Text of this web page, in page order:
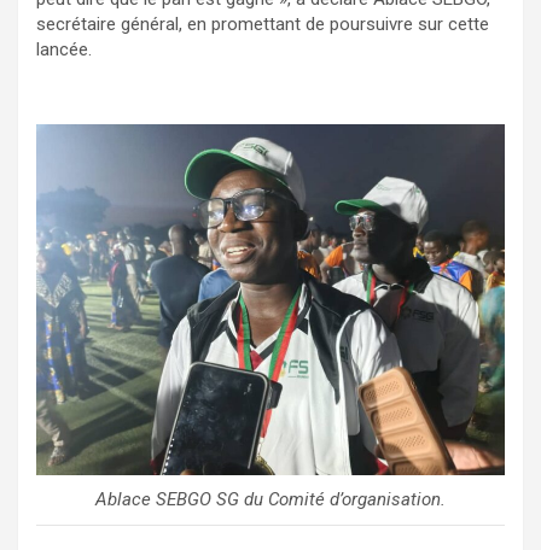
secrétaire général, en promettant de poursuivre sur cette
lancée.
Ablace SEBGO SG du Comité d’organisation.